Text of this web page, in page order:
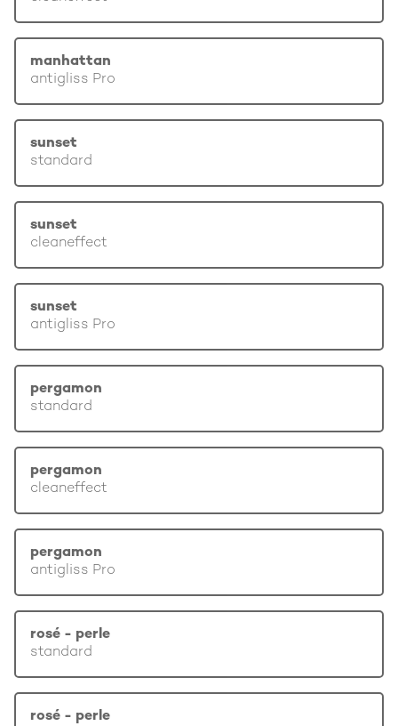
manhattan
antigliss Pro
sunset
standard
sunset
cleaneffect
sunset
antigliss Pro
pergamon
standard
pergamon
cleaneffect
pergamon
antigliss Pro
rosé - perle
standard
rosé - perle